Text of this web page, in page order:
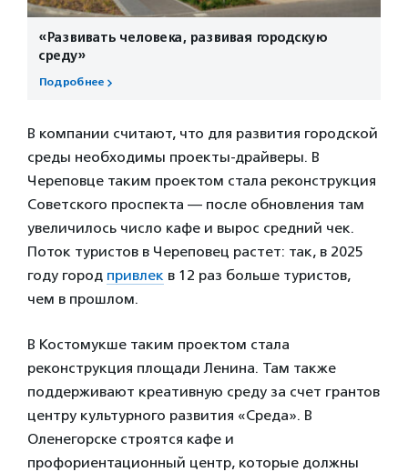
«Развивать человека, развивая городскую
среду»
Подробнее
В компании считают, что для развития городской
среды необходимы проекты-драйверы. В
Череповце таким проектом стала реконструкция
Советского проспекта — после обновления там
увеличилось число кафе и вырос средний чек.
Поток туристов в Череповец растет: так, в 2025
году город привлек в 12 раз больше туристов,
чем в прошлом.
В Костомукше таким проектом стала
реконструкция площади Ленина. Там также
поддерживают креативную среду за счет грантов
центру культурного развития «Среда». В
Оленегорске строятся кафе и
профориентационный центр, которые должны